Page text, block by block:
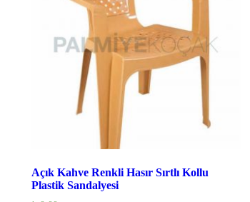
Açık Kahve Renkli Hasır Sırtlı Kollu
Plastik Sandalyesi